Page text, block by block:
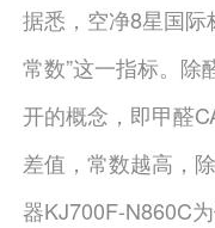
据悉，空净8星国际
常数”这一指标。除
开的概念，即甲醛
差值，常数越高，
器KJ700F-N860C